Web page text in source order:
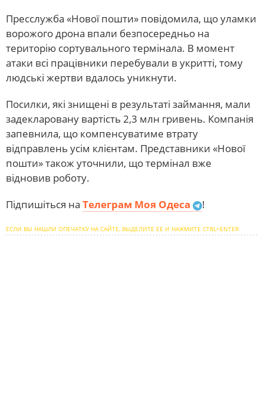
Пресслужба «Нової пошти» повідомила, що уламки
ворожого дрона впали безпосередньо на
територію сортувального термінала. В момент
атаки всі працівники перебували в укритті, тому
людські жертви вдалось уникнути.
Посилки, які знищені в результаті займання, мали
задекларовану вартість 2,3 млн гривень. Компанія
запевнила, що компенсуватиме втрату
відправлень усім клієнтам. Представники «Нової
пошти» також уточнили, що термінал вже
відновив роботу.
Підпишіться на Телеграм Моя Одеса !
ЕСЛИ ВЫ НАШЛИ ОПЕЧАТКУ НА САЙТЕ, ВЫДЕЛИТЕ ЕЕ И НАЖМИТЕ CTRL+ENTER